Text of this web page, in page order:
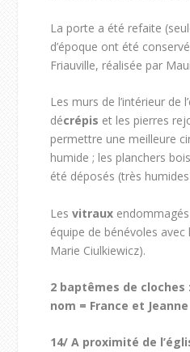
La porte a été refaite
d’époque ont été
Friauville, réalisée par
Les murs de l’intérieur de
décrépis et les pierres
permettre une meilleure
humide ; les planchers
été déposés (très
Lesvitraux
équipe de bénévoles avec
Marie Ciulkiewicz).
2 baptêmes de cloches
nom = France et Jeanne
14/A proximité de